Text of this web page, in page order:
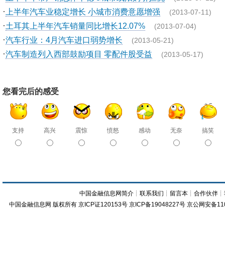
· 上半年汽车业稳定增长 小城市消费意愿增强 (2013-07-11)
·土耳其上半年汽车销量同比增长12.07% (2013-07-04)
·汽车行业：4月汽车进口弱势增长 (2013-05-21)
·汽车制造列入西部鼓励项目 零配件股受益 (2013-05-17)
您看完后的感受
支持 高兴 震惊 愤怒 感动 无奈 搞笑
中国金融信息网简介 ┊联系我们 ┊ 留言本 ┊合作伙伴 ┊
中国金融信息网 版权所有 京ICP证120153号 京ICP备19048227号 京公网安备